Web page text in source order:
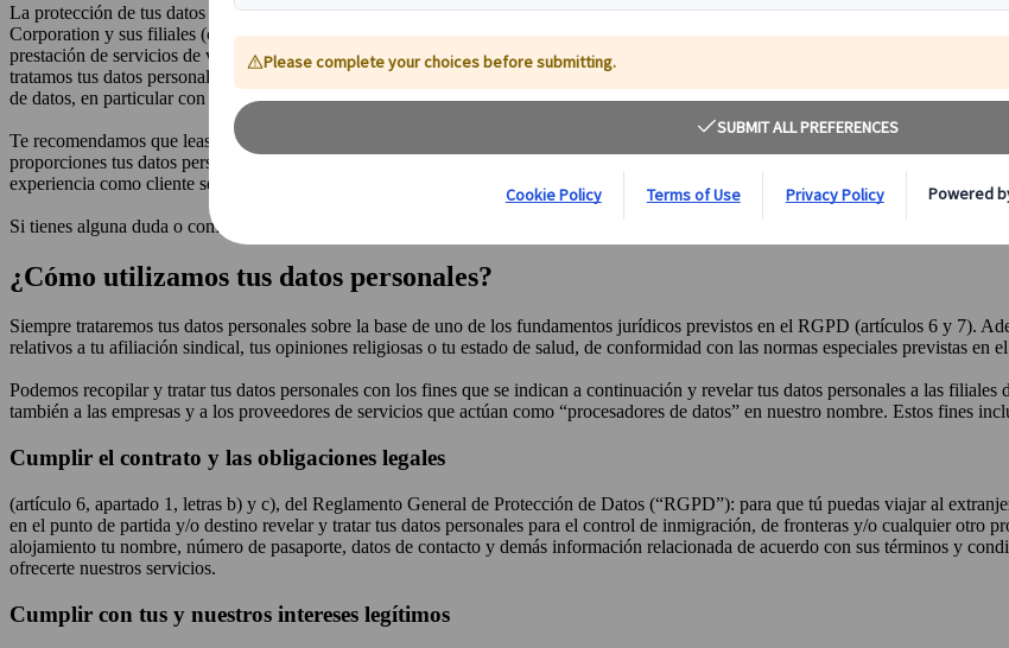
La protección de tus datos personales es de gran importancia para Kuoni Global Travel Services (Switzerland) LTD (“la Empresa”)
Corporation y sus filiales (conjuntamente, “JTB Group”). Por lo tanto, esta política de privacidad (“la Política de Privacidad”)
prestación de servicios de viajes, en calidad de controlador de datos, y JTB Europe Group recogen y tratan los datos personales que
tratamos tus datos personales recibidos u obtenidos a través de terceros. Tratamos estos datos personales de conformidad con la
de datos, en particular con el Reglamento General de Protección de Datos n.º 2016/679 (“el RGPD”).
Te recomendamos que leas atentamente esta Política de Privacidad. Si no deseas que tus datos personales sean utilizados por
proporciones tus datos personales. Ten en cuenta que, en tal caso, es posible que no podamos prestarte nuestros servicios, que no
experiencia como cliente se vea afectada.
Si tienes alguna duda o comentario en relación con esta Política de Privacidad, contacta con dpo@jtb-europe.com
¿Cómo utilizamos tus datos personales?
Siempre trataremos tus datos personales sobre la base de uno de los fundamentos jurídicos previstos en el RGPD (artículos 6 y 7).
relativos a tu afiliación sindical, tus opiniones religiosas o tu estado de salud, de conformidad con las normas especiales previstas en
Podemos recopilar y tratar tus datos personales con los fines que se indican a continuación y revelar tus datos personales a las
también a las empresas y a los proveedores de servicios que actúan como “procesadores de datos” en nuestro nombre. Estos fines
Cumplir el contrato y las obligaciones legales
(artículo 6, apartado 1, letras b) y c), del Reglamento General de Protección de Datos (“RGPD”): para que tú puedas viajar al
en el punto de partida y/o destino revelar y tratar tus datos personales para el control de inmigración, de fronteras y/o cualquier otro
alojamiento tu nombre, número de pasaporte, datos de contacto y demás información relacionada de acuerdo con sus términos y
ofrecerte nuestros servicios.
Cumplir con tus y nuestros intereses legítimos